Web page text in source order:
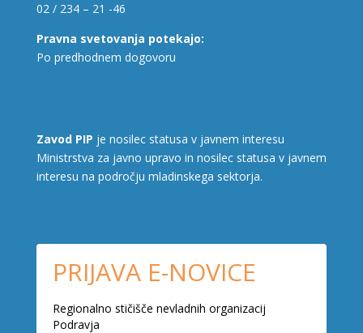
02 / 234 – 21 -46
Pravna svetovanja potekajo:
Po predhodnem dogovoru
Zavod PIP je nosilec statusa v javnem interesu
Ministrstva za javno upravo in nosilec statusa v javnem
interesu na področju mladinskega sektorja.
PRIJAVA E-NOVICE
Regionalno stičišče nevladnih organizacij
Podravja